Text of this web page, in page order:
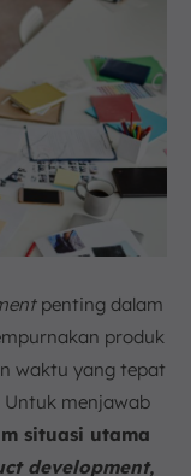
penting dalam
produk
waktu yang tepat
Untuk menjawab
situasi utama
development,